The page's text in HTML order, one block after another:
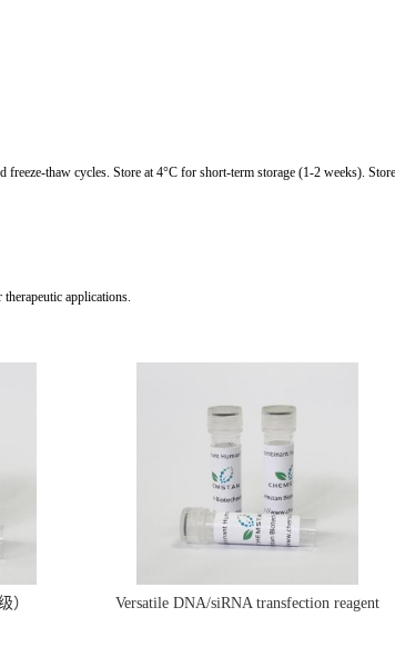
freeze-thaw cycles. Store at 4°C for short-term storage (1-2 weeks).
applications.
）
Versatile DNA/siRNA transfection reagent